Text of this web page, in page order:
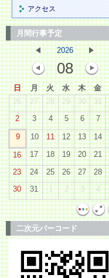
アクセス
月間行事予定
2026
08
日 月 火 水 木 金
26
27 28 29 30 31
2
3 4 5 6 7
9 10 11 12 13 14
16 17 18 19 20 21
23
24 25 26 27 28
30
31 1 2 3 4
二次元バーコード